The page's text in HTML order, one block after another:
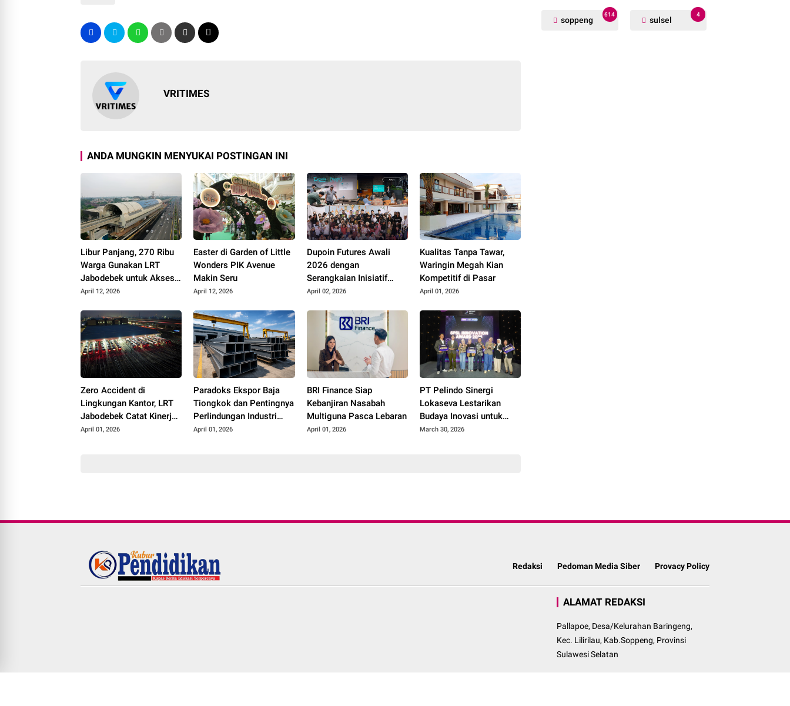
VRITIMES
ANDA MUNGKIN MENYUKAI POSTINGAN INI
Libur Panjang, 270 Ribu
Warga Gunakan LRT
Jabodebek untuk Akses
Wisata
April 12, 2026
Easter di Garden of Little
Wonders PIK Avenue
Makin Seru
April 12, 2026
Dupoin Futures Awali
2026 dengan
Serangkaian Inisiatif
Sosial dan Kolaborasi
April 02, 2026
Kualitas Tanpa Tawar,
Waringin Megah Kian
Kompetitif di Pasar
April 01, 2026
Zero Accident di
Lingkungan Kantor, LRT
Jabodebek Catat Kinerja
Keselamatan Kerja
April 01, 2026
Paradoks Ekspor Baja
Tiongkok dan Pentingnya
Perlindungan Industri
Baja Nasional
April 01, 2026
BRI Finance Siap
Kebanjiran Nasabah
Multiguna Pasca Lebaran
April 01, 2026
PT Pelindo Sinergi
Lokaseva Lestarikan
Budaya Inovasi untuk
Perkuat Kinerja
March 30, 2026
soppeng
614
sulsel
4
Redaksi Pedoman Media Siber Provacy Policy
ALAMAT REDAKSI
Pallapoe, Desa/Kelurahan Baringeng,
Kec. Lilirilau, Kab.Soppeng, Provinsi
Sulawesi Selatan